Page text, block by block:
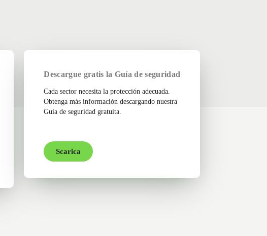
Descargue gratis la Guía de seguridad
Cada sector necesita la protección adecuada.
Obtenga más información descargando nuestra
Guía de seguridad gratuita.
Scarica